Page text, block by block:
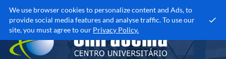
We use browser cookies to personalize content and Ads, to
provide social media features and analyse traffic. To use our
site, you must agree to our Privacy Policy.